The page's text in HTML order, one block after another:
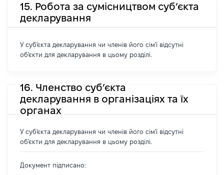
15. Робота за сумісництвом суб’єкта
декларування
У суб'єкта декларування чи членів його сім'ї відсутні
об'єкти для декларування в цьому розділі.
16. Членство суб’єкта
декларування в організаціях та їх
органах
У суб'єкта декларування чи членів його сім'ї відсутні
об'єкти для декларування в цьому розділі.
Документ підписано: